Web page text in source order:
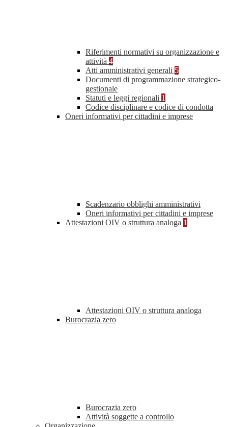
Riferimenti normativi su organizzazione e
attività 4
Atti amministrativi generali 5
Documenti di programmazione strategico-
gestionale
Statuti e leggi regionali 1
Codice disciplinare e codice di condotta
Oneri informativi per cittadini e imprese
Scadenzario obblighi amministrativi
Oneri informativi per cittadini e imprese
Attestazioni OIV o struttura analoga 1
Attestazioni OIV o struttura analoga
Burocrazia zero
Burocrazia zero
Attività soggette a controllo